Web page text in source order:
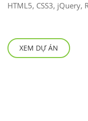
HTML5, CSS3, jQuery,
XEM DỰ ÁN